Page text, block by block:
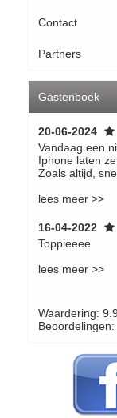
Contact
Partners
Gastenboek
20-06-2024
Vandaag een
Iphone laten
Zoals altijd,
lees meer >>
16-04-2022
Toppieeee
lees meer >>
Waardering:
Beoordelingen: